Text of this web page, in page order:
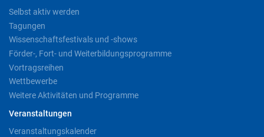
Selbst aktiv werden
Tagungen
Wissenschaftsfestivals und -shows
Förder-, Fort- und Weiterbildungsprogramme
Vortragsreihen
Wettbewerbe
Weitere Aktivitäten und Programme
Veranstaltungen
Veranstaltungskalender